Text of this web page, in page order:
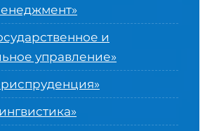
и
управление»